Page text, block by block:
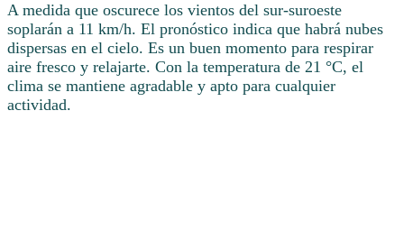
A medida que oscurece los vientos del sur-suroeste
soplarán a 11 km/h. El pronóstico indica que habrá nubes
dispersas en el cielo. Es un buen momento para respirar
aire fresco y relajarte. Con la temperatura de 21 °C, el
clima se mantiene agradable y apto para cualquier
actividad.